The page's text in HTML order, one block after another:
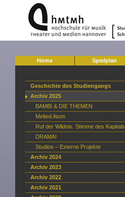
Home Spielplan
Geschichte des Studiengangs
Archiv 2025
BAMBI & DIE THEMEN
Melted Atom
Ruf der Wildnis. Stimme des Kapitals
DRAMA!
Studios – Externe Projekte
Archiv 2024
Archiv 2023
Archiv 2022
Archiv 2021